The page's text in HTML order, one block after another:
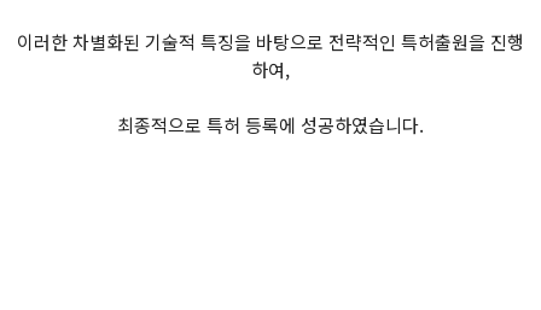
이러한 차별화된 기술적 특징을 바탕으로 전략적인 특허출원을 진행
하여,
최종적으로 특허 등록에 성공하였습니다.